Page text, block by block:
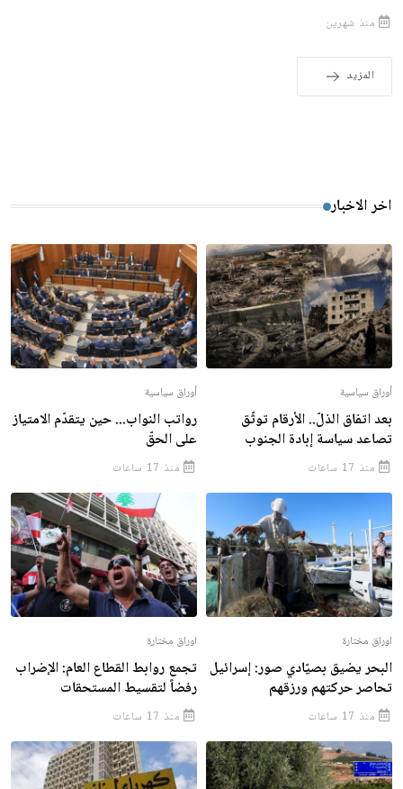
منذ شهرين
المزيد
اخر الاخبار
أوراق سياسية
بعد اتفاق الذلّ.. الأرقام توثّق
تصاعد سياسة إبادة الجنوب
منذ 17 ساعات
أوراق سياسية
رواتب النواب... حين يتقدّم الامتياز
على الحقّ
منذ 17 ساعات
اوراق مختارة
البحر يضيق بصيّادي صور: إسرائيل
تحاصر حركتهم ورزقهم
منذ 17 ساعات
اوراق مختارة
تجمع روابط القطاع العام: الإضراب
رفضاً لتقسيط المستحقات
منذ 17 ساعات